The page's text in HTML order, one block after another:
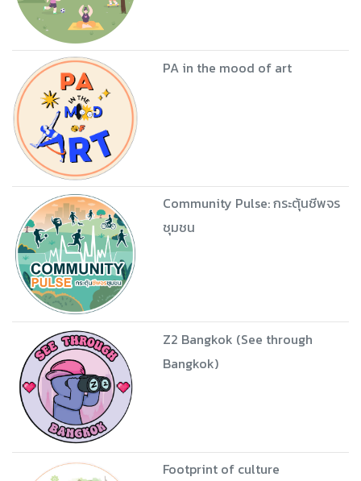
PA in the mood of art
Community Pulse: กระตุ้นชีพจร
ชุมชน
Z2 Bangkok (See through
Bangkok)
Footprint of culture